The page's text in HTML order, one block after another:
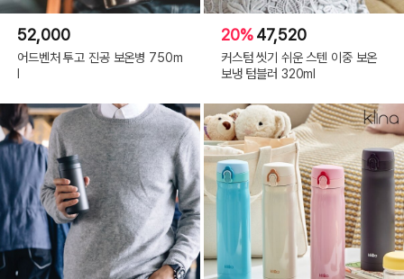
52,000
어드벤처 투고 진공 보온병 750m
l
20%47,520
커스텀 씻기 쉬운 스텐 이중 보온
보냉 텀블러 320ml